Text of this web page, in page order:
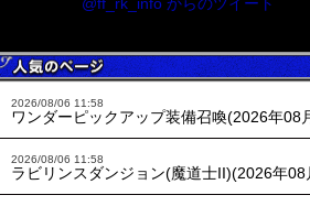
@ff_rk_info からのツイート
2026/08/06 11:58
ワンダーピックアップ装備召喚(2026年08
2026/08/06 11:58
ラビリンスダンジョン(魔道士II)(2026年08